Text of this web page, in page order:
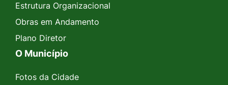
Estrutura Organizacional
Obras em Andamento
Plano Diretor
O Município
Fotos da Cidade